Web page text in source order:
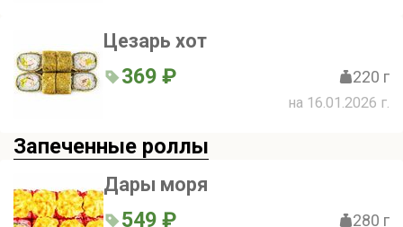
Цезарь хот
369 ₽ 220 г
на 16.01.2026 г.
Запеченные роллы
Дары моря
549 ₽ 280 г